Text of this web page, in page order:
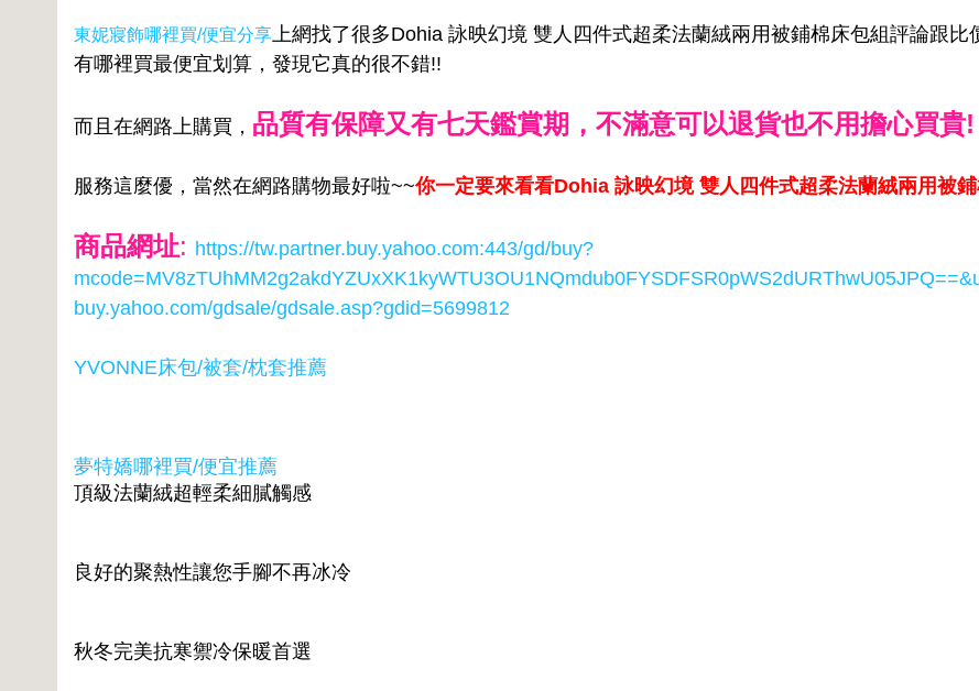
東妮寢飾哪裡買/便宜分享上網找了很多Dohia 詠映幻境 雙人四件式超柔法蘭絨兩用被鋪棉床包組評論跟比
有哪裡買最便宜划算，發現它真的很不錯!!
而且在網路上購買， 品質有保障又有七天鑑賞期，不滿意可以退貨也不用擔心買貴!
服務這麼優，當然在網路購物最好啦~~你一定要來看看Dohia 詠映幻境 雙人四件式超柔法蘭絨兩用被
商品網址: https://tw.partner.buy.yahoo.com:443/gd/buy?
buy.yahoo.com/gdsale/gdsale.asp?gdid=5699812
YVONNE床包/被套/枕套推薦
夢特嬌哪裡買/便宜推薦
頂級法蘭絨超輕柔細膩觸感
良好的聚熱性讓您手腳不再冰冷
秋冬完美抗寒禦冷保暖首選